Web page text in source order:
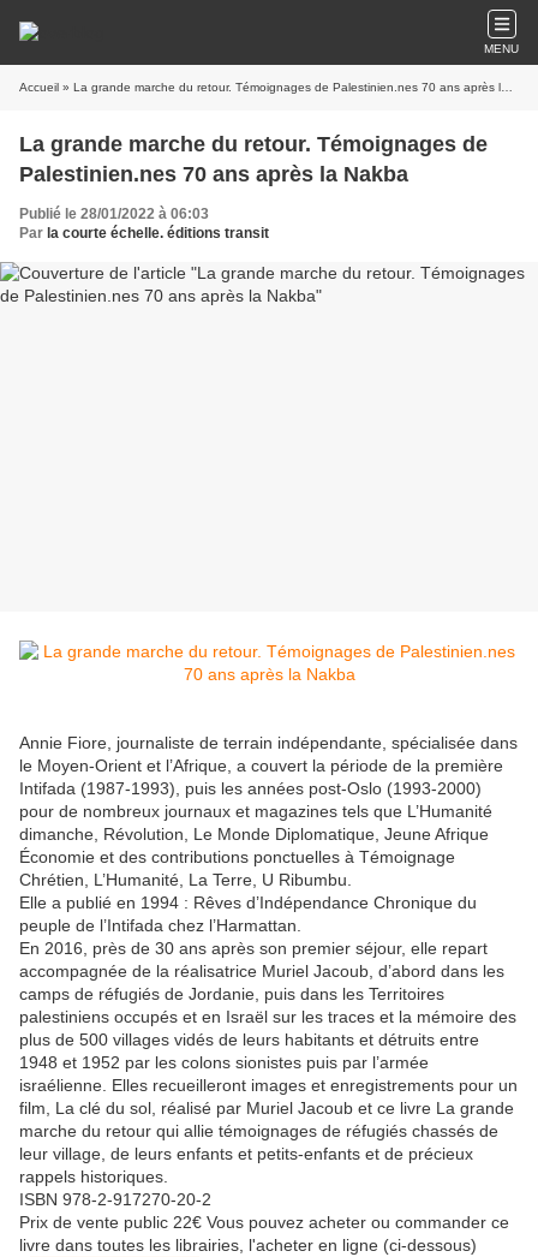
MENU
Accueil » La grande marche du retour. Témoignages de Palestinien.nes 70 ans après la Nakba
La grande marche du retour. Témoignages de
Palestinien.nes 70 ans après la Nakba
Publié le 28/01/2022 à 06:03
Par la courte échelle. éditions transit
Annie Fiore, journaliste de terrain indépendante, spécialisée dans
le Moyen-Orient et l’Afrique, a couvert la période de la première
Intifada (1987-1993), puis les années post-Oslo (1993-2000)
pour de nombreux journaux et magazines tels que L’Humanité
dimanche, Révolution, Le Monde Diplomatique, Jeune Afrique
Économie et des contributions ponctuelles à Témoignage
Chrétien, L’Humanité, La Terre, U Ribumbu.
Elle a publié en 1994 : Rêves d’Indépendance Chronique du
peuple de l’Intifada chez l’Harmattan.
En 2016, près de 30 ans après son premier séjour, elle repart
accompagnée de la réalisatrice Muriel Jacoub, d’abord dans les
camps de réfugiés de Jordanie, puis dans les Territoires
palestiniens occupés et en Israël sur les traces et la mémoire des
plus de 500 villages vidés de leurs habitants et détruits entre
1948 et 1952 par les colons sionistes puis par l’armée
israélienne. Elles recueilleront images et enregistrements pour un
film, La clé du sol, réalisé par Muriel Jacoub et ce livre La grande
marche du retour qui allie témoignages de réfugiés chassés de
leur village, de leurs enfants et petits-enfants et de précieux
rappels historiques.
ISBN 978-2-917270-20-2
Prix de vente public 22€ Vous pouvez acheter ou commander ce
livre dans toutes les librairies, l'acheter en ligne (ci-dessous)